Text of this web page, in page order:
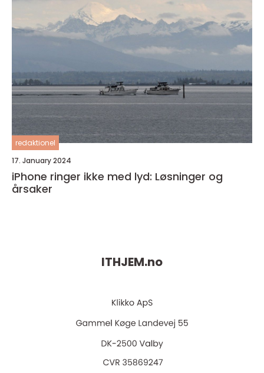
redaktionel
17. January 2024
iPhone ringer ikke med lyd: Løsninger og
årsaker
ITHJEM.no